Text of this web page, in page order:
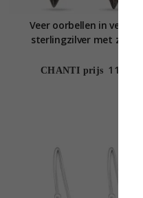
Veer oorbellen in verguld
sterlingzilver met zwart
CHANTI prijs 111,-